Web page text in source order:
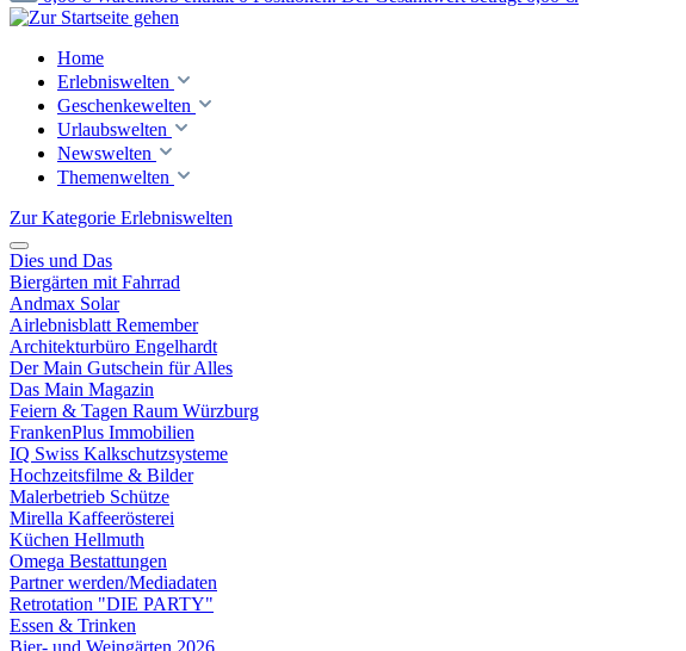
Home
Erlebniswelten
Geschenkewelten
Urlaubswelten
Newswelten
Themenwelten
Zur Kategorie Erlebniswelten
Dies und Das
Biergärten mit Fahrrad
Andmax Solar
Airlebnisblatt Remember
Architekturbüro Engelhardt
Der Main Gutschein für Alles
Das Main Magazin
Feiern & Tagen Raum Würzburg
FrankenPlus Immobilien
IQ Swiss Kalkschutzsysteme
Hochzeitsfilme & Bilder
Malerbetrieb Schütze
Mirella Kaffeerösterei
Küchen Hellmuth
Omega Bestattungen
Partner werden/Mediadaten
Retrotation "DIE PARTY"
Essen & Trinken
Bier- und Weingärten 2026